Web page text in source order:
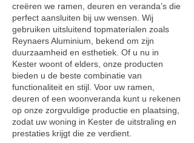
creëren we ramen, deuren en veranda’s die
perfect aansluiten bij uw wensen. Wij
gebruiken uitsluitend topmaterialen zoals
Reynaers Aluminium, bekend om zijn
duurzaamheid en esthetiek. Of u nu in
Kester woont of elders, onze producten
bieden u de beste combinatie van
functionaliteit en stijl. Voor uw ramen,
deuren of een woonveranda kunt u rekenen
op onze zorgvuldige productie en plaatsing,
zodat uw woning in Kester de uitstraling en
prestaties krijgt die ze verdient.